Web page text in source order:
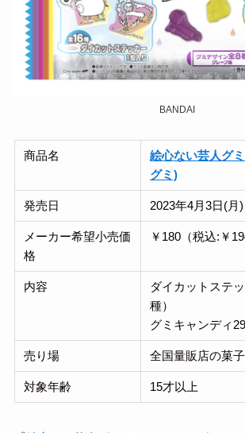
BANDAI
商品名
絵心ない芸人グ
グミ)
発売日 2023年4月3日(月)
メーカー希望小売価
格
￥180（税込:￥
内容
ダイカットステ
種）
グミキャンディ
売り場 全国量販店の菓
対象年齢 15才以上